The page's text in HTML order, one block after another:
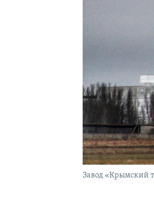
Завод «Крымский